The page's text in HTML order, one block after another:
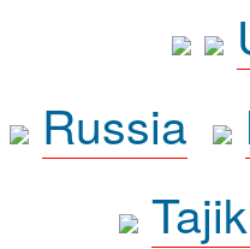
Russia